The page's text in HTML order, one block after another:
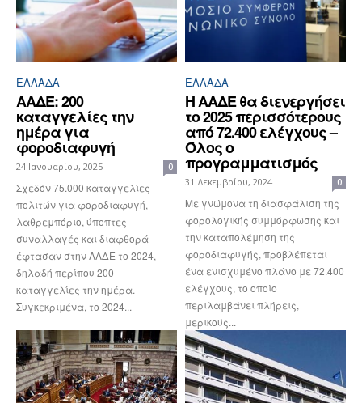
ΕΛΛΆΔΑ
ΑΑΔΕ: 200
καταγγελίες την
ημέρα για
φοροδιαφυγή
24 Ιανουαρίου, 2025 0
Σχεδόν 75.000 καταγγελίες
πολιτών για φοροδιαφυγή,
λαθρεμπόριο, ύποπτες
συναλλαγές και διαφθορά
έφτασαν στην ΑΑΔΕ το 2024,
δηλαδή περίπου 200
καταγγελίες την ημέρα.
Συγκεκριμένα, το 2024...
ΕΛΛΆΔΑ
Η ΑΑΔΕ θα διενεργήσει
το 2025 περισσότερους
από 72.400 ελέγχους –
Όλος ο
προγραμματισμός
31 Δεκεμβρίου, 2024 0
Με γνώμονα τη διασφάλιση της
φορολογικής συμμόρφωσης και
την καταπολέμηση της
φοροδιαφυγής, προβλέπεται
ένα ενισχυμένο πλάνο με 72.400
ελέγχους, το οποίο
περιλαμβάνει πλήρεις,
μερικούς...